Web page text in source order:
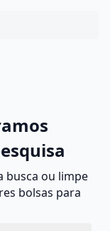
busca ou limpe
bolsas para